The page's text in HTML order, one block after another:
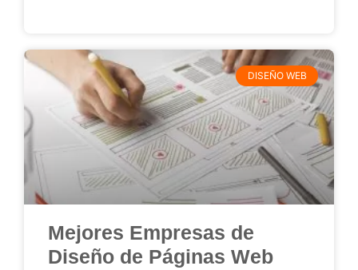
DISEÑO WEB
Mejores Empresas de
Diseño de Páginas Web